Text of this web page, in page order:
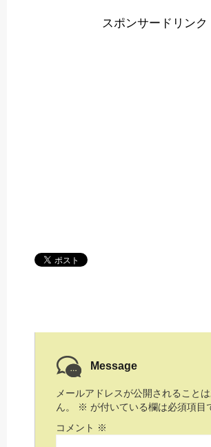
スポンサードリンク
Message
メールアドレスが公開されること
ん。
※ が付いている欄は必須項目
コメント ※